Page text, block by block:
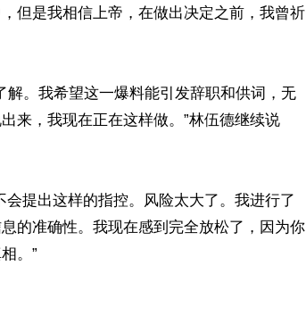
但是我相信上帝，在做出决定之前，我曾祈
解。我希望这一爆料能引发辞职和供词，无
来，我现在正在这样做。”林伍德继续说
提出这样的指控。风险太大了。我进行了
的准确性。我现在感到完全放松了，因为你
。”